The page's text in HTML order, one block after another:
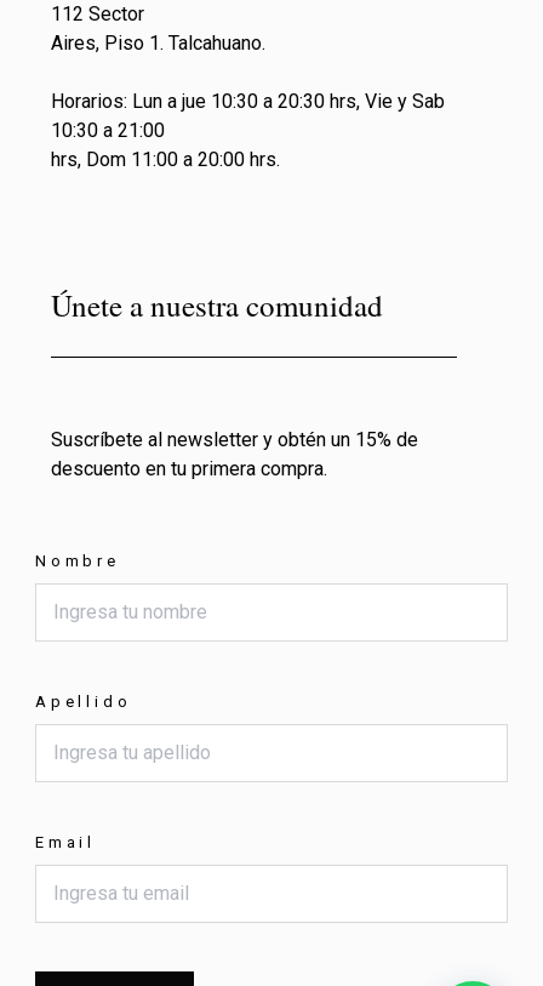
112 Sector
Aires, Piso 1. Talcahuano.
Horarios: Lun a jue 10:30 a 20:30 hrs, Vie y Sab
10:30 a 21:00
hrs, Dom 11:00 a 20:00 hrs.
Únete a nuestra comunidad
Suscríbete al newsletter y obtén un 15% de
descuento en tu primera compra.
Nombre
Apellido
Email